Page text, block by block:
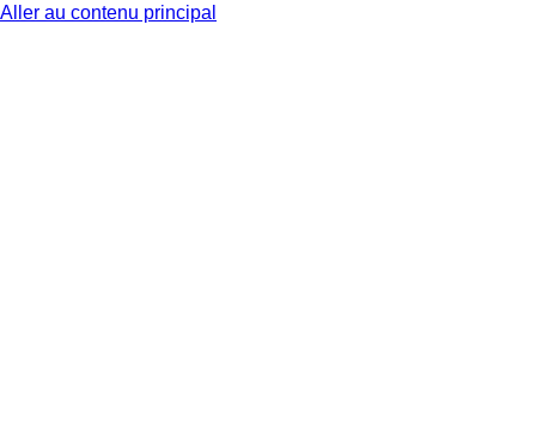
Aller au contenu principal